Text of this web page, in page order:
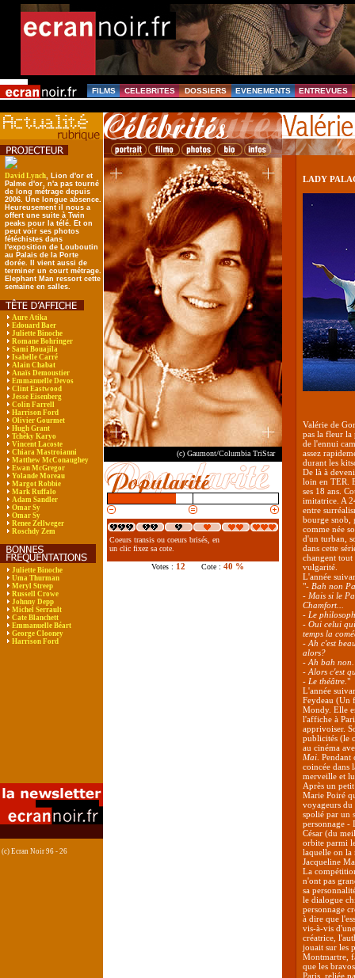
FILMS CELEBRITES DOSSIERS EVENEMENTS ENTREVUES
David Lynch, Lion d'or et
Palme d'or, n'a pas tourné
de long métrage depuis
2006. Une longue absence.
Heureusement il nous a
offert une suite à Twin
peaks pour la télé. Et on
peut voir ses photos
fétéchistes dans
l'exposition de Louboutin
au Palais de la Porte
dorée. Il vient aussi de
terminer un court métrage.
Elephant Man ressort cette
semaine en salles.
Aure Atika
Edouard Baer
Juliette Binoche
Romane Bohringer
Sami Bouajila
Isabelle Carré
Alain Chabat
Anaïs Demoustier
Emmanuelle Devos
Clint Eastwood
Jesse Eisenberg
Colin Farrell
Harrison Ford
Olivier Gourmet
Hugh Grant
Tchéky Karyo
Vincent Lacoste
Chiara Mastroianni
Matthew McConaughey
Ewan McGregor
Yolande Moreau
Margot Robbie
Mark Ruffalo
Adam Sandler
Omar Sy
Omar Sy
Renee Zellweger
Roschdy Zem
Juliette Binoche
Uma Thurman
Meryl Streep
Russell Crowe
Johnny Depp
Michel Serrault
Cate Blanchett
Emmanuelle Béart
George Clooney
Harrison Ford
(c) Ecran Noir 96 - 26
(c) Gaumont/Columbia TriStar
Coeurs transis ou coeurs brisés, en
un clic fixez sa cote.
Votes : 12 Cote : 40 %
LADY
Valérie de
pas la fleur la
de l'ennui
assez
durant les
De là à
loin en TER.
ses 18 ans.
imitatrice. A
entre
bourge snob,
comme née
d'un turban,
dans cette
changent tout
vulgarité.
L'année
"- Bah non
- Mais si le
Chamfort...
- Le
- Oui celui
temps la
- Ah c'est
alors?
- Ah bah non.
- Alors c'est
- Le théâtre. "
L'année
Feydeau (Un
Mondy. Elle
l'affiche à
apprivoiser.
publicités (le
au cinéma
Mai .
coincée dans
merveille et
Après un
Marie Poiré
voyageurs
spolié par un
personnage -
César (du
orbite parmi
laquelle on la
Jacqueline
La
n'ont pas
sa
le dialogue
personnage
à dire que
vis-à-vis
créatrice,
jouait sur les
Montmartre,
que les
Paris, reliée